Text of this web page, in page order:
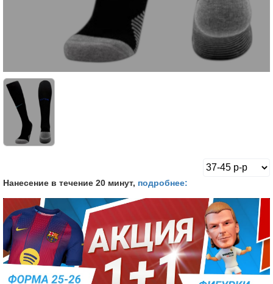
Нанесение в течение 20 минут, подробнее: